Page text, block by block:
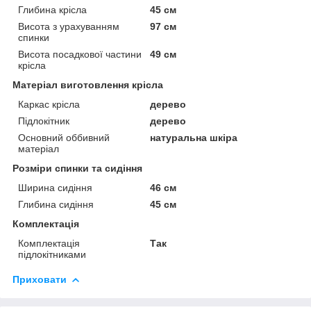
Глибина крісла
45 см
Висота з урахуванням
спинки
97 см
Висота посадкової частини
крісла
49 см
Матеріал виготовлення крісла
Каркас крісла
дерево
Підлокітник
дерево
Основний оббивний
матеріал
натуральна шкіра
Розміри спинки та сидіння
Ширина сидіння
46 см
Глибина сидіння
45 см
Комплектація
Комплектація
підлокітниками
Так
Приховати